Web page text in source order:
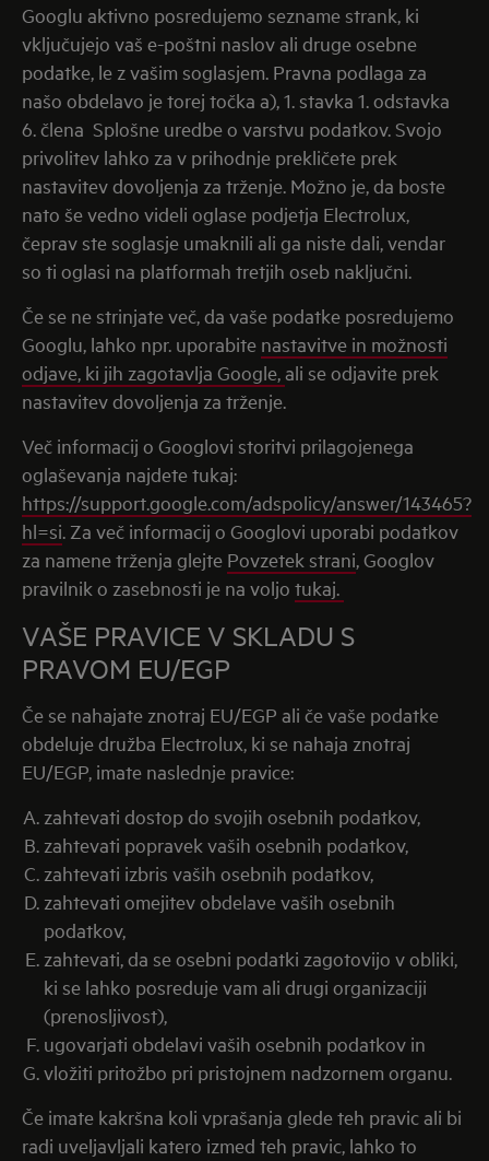
Googlu aktivno posredujemo sezname strank, ki
vključujejo vaš e-poštni naslov ali druge osebne
podatke, le zvašim soglasjem. Pravna podlaga za
našo obdelavo je torej točka a), 1. stavka 1. odstavka
6. člena Splošne uredbe o varstvu podatkov. Svojo
privolitev lahko za v prihodnje prekličete prek
nastavitev dovoljenja za trženje. Možno je, da boste
nato še vedno videli oglase podjetja Electrolux,
čeprav ste soglasje umaknili ali ga niste dali, vendar
so ti oglasi na platformah tretjih oseb naključni.
Če se ne strinjate več, da vaše podatke posredujemo
Googlu, lahko npr. uporabite nastavitve in možnosti
odjave, ki jih zagotavlja Google,ali se odjavite prek
nastavitev dovoljenja za trženje.
Več informacij o Googlovi storitvi prilagojenega
oglaševanja najdete tukaj:
https://support.google.com/adspolicy/answer/143465?
hl=si. Za več informacij o Googlovi uporabi podatkov
za namene trženja glejte Povzetek strani, Googlov
pravilnik o zasebnosti je na voljo tukaj.
VAŠE PRAVICE V SKLADU S
PRAVOM EU/EGP
Če se nahajate znotraj EU/EGP ali če vaše podatke
obdeluje družba Electrolux, ki se nahaja znotraj
EU/EGP, imate naslednje pravice:
zahtevati dostop do svojih osebnih podatkov,
zahtevati popravek vaših osebnih podatkov,
zahtevati izbris vaših osebnih podatkov,
zahtevati omejitev obdelave vaših osebnih
podatkov,
zahtevati, da se osebni podatki zagotovijo v obliki,
ki se lahko posreduje vam ali drugi organizaciji
(prenosljivost),
ugovarjati obdelavi vaših osebnih podatkov in
vložiti pritožbo pri pristojnem nadzornem organu.
Če imate kakršna koli vprašanja glede teh pravic ali bi
radi uveljavljali katero izmed teh pravic, lahko to